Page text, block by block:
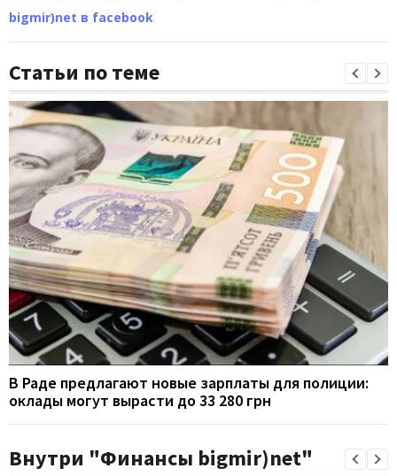
bigmir)net в facebook
Статьи по теме
В Раде предлагают новые зарплаты для полиции:
оклады могут вырасти до 33 280 грн
Внутри "Финансы bigmir)net"